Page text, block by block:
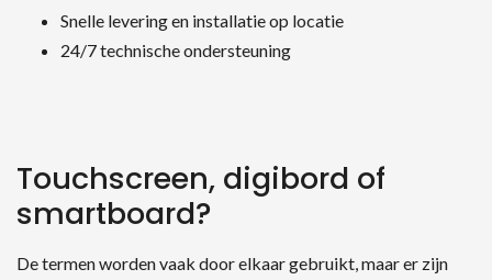
Snelle levering en installatie op locatie
24/7 technische ondersteuning
Touchscreen, digibord of
smartboard?
De termen worden vaak door elkaar gebruikt, maar er zijn